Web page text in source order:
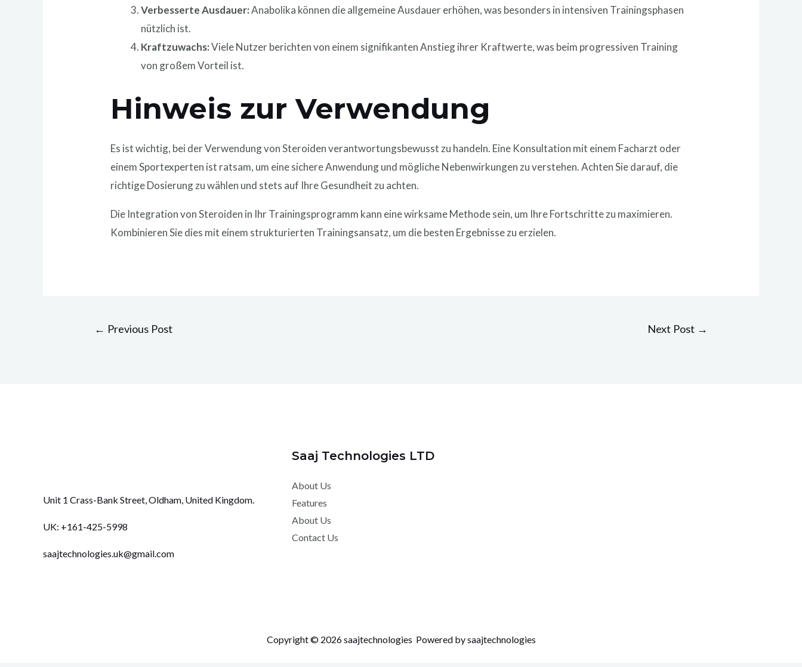
Verbesserte Ausdauer:Anabolika können die allgemeine Ausdauer erhöhen, was besonders in intensiven Trainingsphasen
nützlich ist.
Kraftzuwachs:Viele Nutzer berichten von einem signifikanten Anstieg ihrer Kraftwerte, was beim progressiven Training
von großem Vorteil ist.
Hinweis zur Verwendung
Es ist wichtig, bei der Verwendung von Steroiden verantwortungsbewusst zu handeln. Eine Konsultation mit einem Facharzt oder
einem Sportexperten ist ratsam, um eine sichere Anwendung und mögliche Nebenwirkungen zu verstehen. Achten Sie darauf, die
richtige Dosierung zu wählen und stets auf Ihre Gesundheit zu achten.
Die Integration von Steroiden in Ihr Trainingsprogramm kann eine wirksame Methode sein, um Ihre Fortschritte zu maximieren.
Kombinieren Sie dies mit einem strukturierten Trainingsansatz, um die besten Ergebnisse zu erzielen.
← Previous Post Next Post →
Unit 1 Crass-Bank Street, Oldham, United Kingdom
UK: +161-425-5998
saajtechnologies.uk@gmail.com
Saaj Technologies LTD
About Us
Features
About Us
Contact Us
Copyright © 2026 saajtechnologies Powered by saajtechnologies